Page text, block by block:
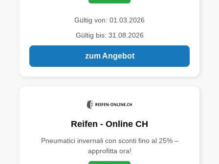
Gültig von: 01.03.2026
Gültig bis: 31.08.2026
zum Angebot
Reifen - Online CH
Pneumatici invernali con sconti fino al 25% –
approfitta ora!